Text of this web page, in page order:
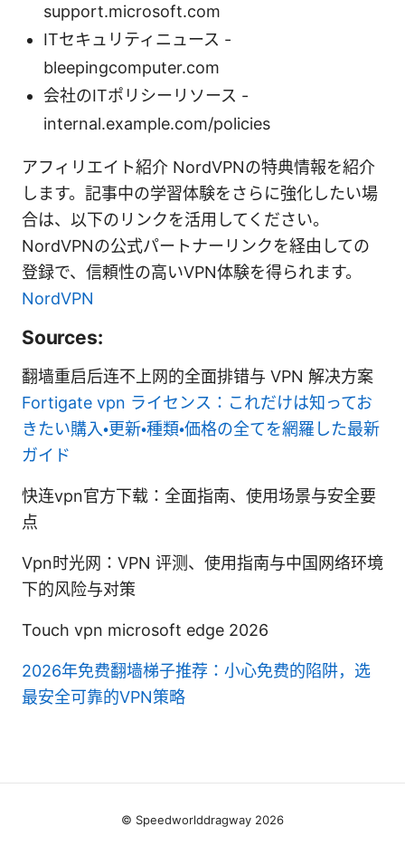
support.microsoft.com
ITセキュリティニュース -
bleepingcomputer.com
会社のITポリシーリソース -
internal.example.com/policies
アフィリエイト紹介 NordVPNの特典情報を紹介
します。記事中の学習体験をさらに強化したい場
合は、以下のリンクを活用してください。
NordVPNの公式パートナーリンクを経由しての
登録で、信頼性の高いVPN体験を得られます。
NordVPN
Sources:
翻墙重启后连不上网的全面排错与 VPN 解决方案
Fortigate vpn ライセンス：これだけは知ってお
きたい購入・更新・種類・価格の全てを網羅した最新
ガイド
快连vpn官方下载：全面指南、使用场景与安全要
点
Vpn时光网：VPN 评测、使用指南与中国网络环境
下的风险与对策
Touch vpn microsoft edge 2026
2026年免费翻墙梯子推荐：小心免费的陷阱，选
最安全可靠的VPN策略
© Speedworlddragway 2026